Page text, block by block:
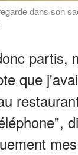
dans son
partis,
que